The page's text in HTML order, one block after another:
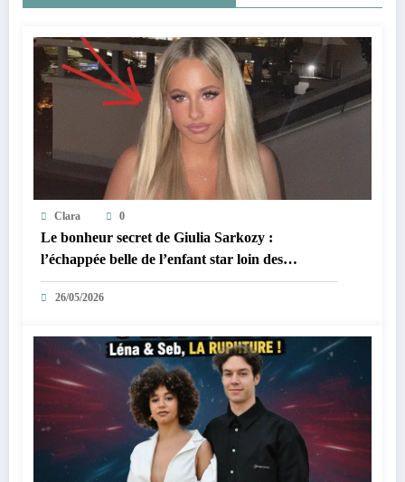
Clara 0
Le bonheur secret de Giulia Sarkozy :
l’échappée belle de l’enfant star loin des
tumultes familiaux.
26/05/2026